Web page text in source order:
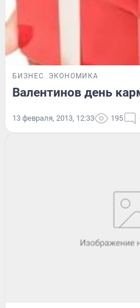
БИЗНЕС ЭКОНОМИКА
Валентинов день
13 февраля, 2013, 12:33 195